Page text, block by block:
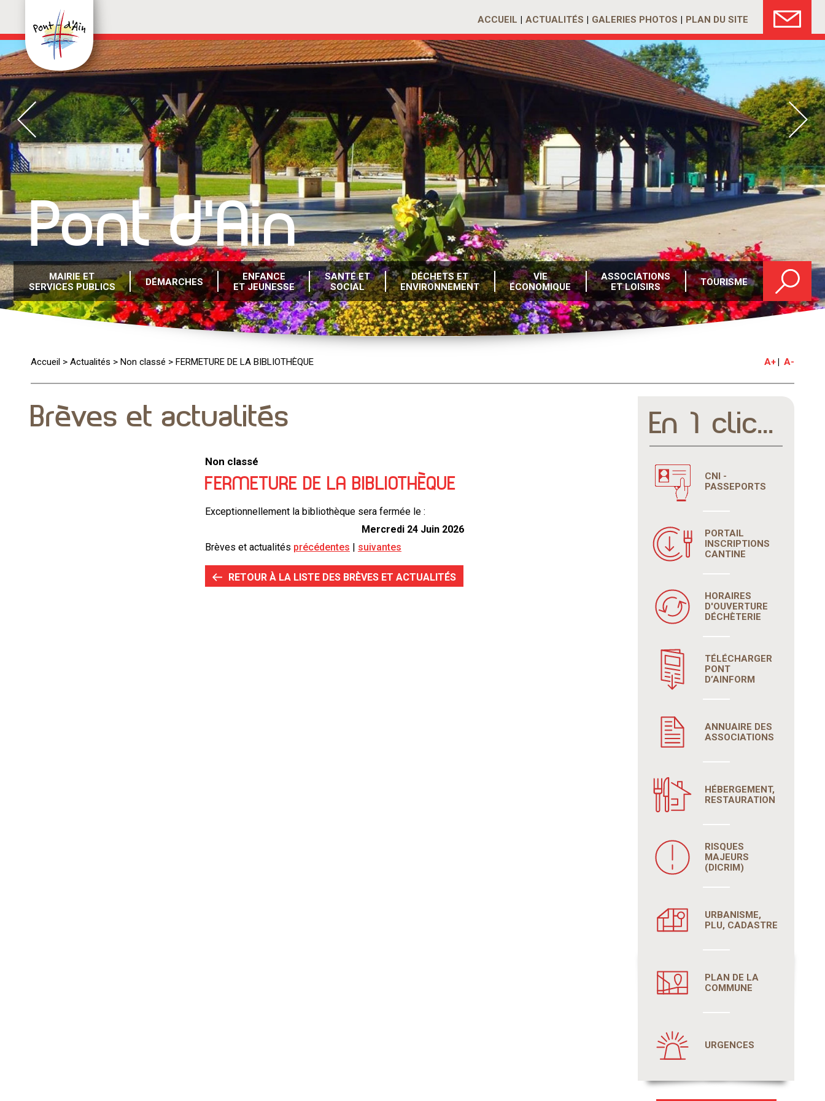
ACCUEIL ACTUALITÉS GALERIES PHOTOS PLAN DU SITE
Pont d'Ain
MAIRIE ET
SERVICES PUBLICS
DÉMARCHES
ENFANCE
ET JEUNESSE
SANTÉ ET
SOCIAL
DÉCHETS ET
ENVIRONNEMENT
VIE
ÉCONOMIQUE
ASSOCIATIONS
ET LOISIRS
TOURISME
Accueil > Actualités > Non classé > FERMETURE DE LA BIBLIOTHÈQUE A+ A-
Brèves et actualités
Non classé
FERMETURE DE LA BIBLIOTHÈQUE
Exceptionnellement la bibliothèque sera fermée le :
Mercredi 24 Juin 2026
Brèves et actualités précédentes suivantes
RETOUR À LA LISTE DES BRÈVES ET ACTUALITÉS
En 1 clic...
CNI -
PASSEPORTS
PORTAIL
INSCRIPTIONS
CANTINE
HORAIRES
D'OUVERTURE
DÉCHÈTERIE
TÉLÉCHARGER
PONT
D’AINFORM
ANNUAIRE DES
ASSOCIATIONS
HÉBERGEMENT,
RESTAURATION
RISQUES
MAJEURS
(DICRIM)
URBANISME,
PLU, CADASTRE
PLAN DE LA
COMMUNE
URGENCES